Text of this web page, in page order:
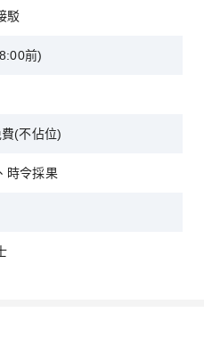
駁
前)
(不佔位)
時令採果